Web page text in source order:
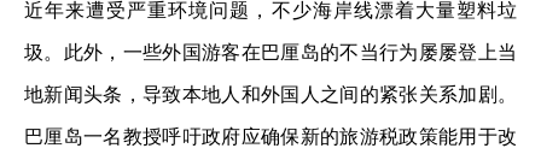
近年来遭受严重环境问题，不少海岸线漂着大量塑料垃
圾。此外，一些外国游客在巴厘岛的不当行为屡屡登上当
地新闻头条，导致本地人和外国人之间的紧张关系加剧。
巴厘岛一名教授呼吁政府应确保新的旅游税政策能用于改